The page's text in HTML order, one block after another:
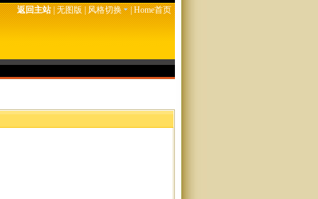
返回主站|无图版|风格切换 |Home首页